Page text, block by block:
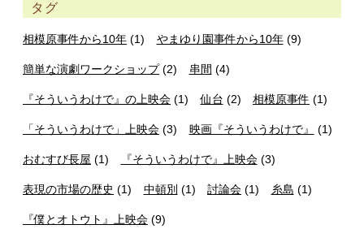
タグ
相模原事件から10年 (1) やまゆり園事件から10年(9)
簡単な演劇ワークショップ(2) 串間 (4)
『そういうわけで』の上映会 (1) 仙台 (2) 相模原事件 (1)
「そういうわけで」上映会 (3) 映画『そういうわけで』 (1)
おむすび長屋 (1) 『そういうわけで』上映会(3)
表現の市場の歴史 (1) 中頓別 (1) 討論会 (1) 糸島 (1)
『僕とオトウト』上映会 (9)